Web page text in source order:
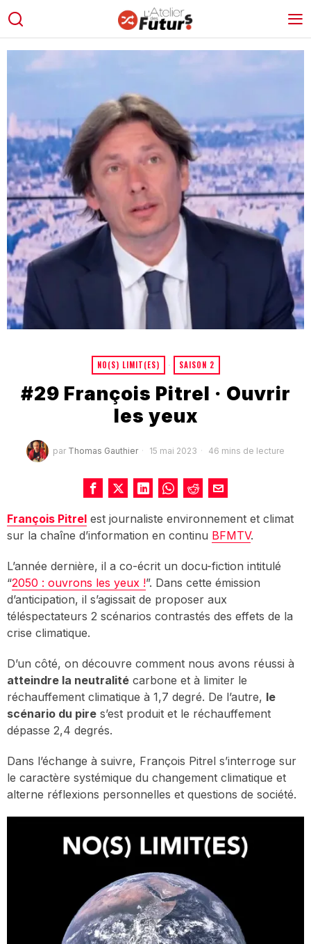
NO(S) LIMIT(ES) · SAISON 2
#29 François Pitrel · Ouvrir
les yeux
par Thomas Gauthier 15 mai 2023 46 mins de lecture
François Pitrel est journaliste environnement et climat
sur la chaîne d’information en continu BFMTV.
L’année dernière, il a co-écrit un docu-fiction intitulé
“2050 : ouvrons les yeux !”. Dans cette émission
d’anticipation, il s’agissait de proposer aux
téléspectateurs 2 scénarios contrastés des effets de la
crise climatique.
D’un côté, on découvre comment nous avons réussi à
atteindre la neutralité carbone et à limiter le
réchauffement climatique à 1,7 degré. De l’autre, le
scénario du pire s’est produit et le réchauffement
dépasse 2,4 degrés.
Dans l’échange à suivre, François Pitrel s’interroge sur
le caractère systémique du changement climatique et
alterne réflexions personnelles et questions de société.